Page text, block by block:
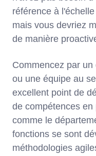
référence à
mais vous devriez
de manière
Commencez par
ou une équipe au
excellent point de
de compétences
comme le
fonctions se sont
méthodologies